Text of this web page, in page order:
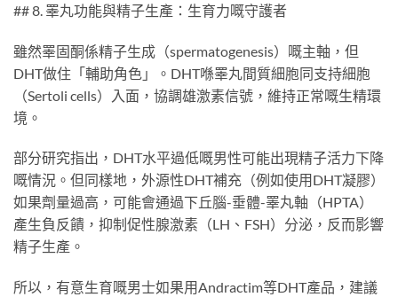
## 8. 睪丸功能與精子生產：生育力嘅守護者
雖然睪固酮係精子生成（spermatogenesis）嘅主軸，但
DHT做住「輔助角色」。DHT喺睪丸間質細胞同支持細胞
（Sertoli cells）入面，協調雄激素信號，維持正常嘅生精環
境。
部分研究指出，DHT水平過低嘅男性可能出現精子活力下降
嘅情況。但同樣地，外源性DHT補充（例如使用DHT凝膠）
如果劑量過高，可能會通過下丘腦-垂體-睪丸軸（HPTA）
產生負反饋，抑制促性腺激素（LH、FSH）分泌，反而影響
精子生產。
所以，有意生育嘅男士如果用Andractim等DHT產品，建議